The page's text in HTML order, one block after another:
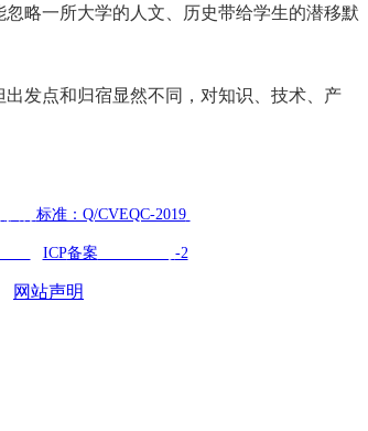
略一所大学的人文、历史带给学生的潜移默
发点和归宿显然不同，对知识、技术、产
标准：Q/CVEQC-2019
ICP备案 -2
网站声明